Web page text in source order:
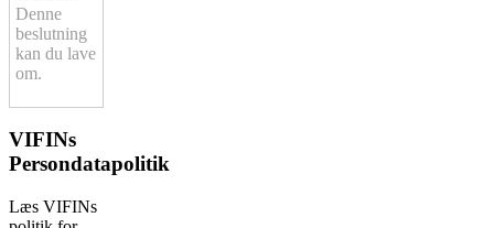
Denne
beslutning
kan du lave
om.
VIFINs
Persondatapolitik
Læs VIFINs